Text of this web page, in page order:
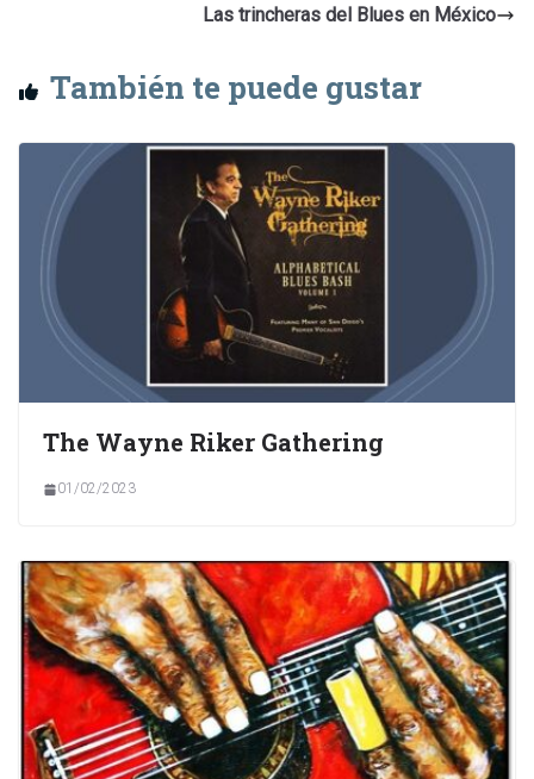
Las trincheras del Blues en México
También te puede gustar
The Wayne Riker Gathering
01/02/2023